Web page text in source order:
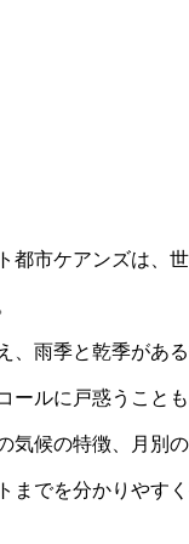
都市ケアンズは、
、雨季と乾季があ
ルに戸惑うことも
気候の特徴、月別
でを分かりやす